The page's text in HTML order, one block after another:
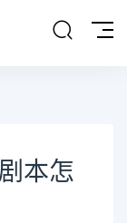
本怎